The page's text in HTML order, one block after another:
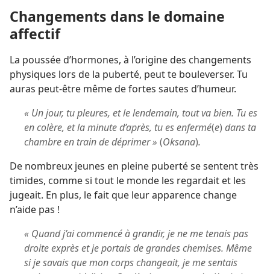
Changements dans le domaine
affectif
La poussée d’hormones, à l’origine des changements
physiques lors de la puberté, peut te bouleverser. Tu
auras peut-être même de fortes sautes d’humeur.
« Un jour, tu pleures, et le lendemain, tout va bien. Tu es
en colère, et la minute d’après, tu es enfermé(e) dans ta
chambre en train de déprimer » (Oksana).
De nombreux jeunes en pleine puberté se sentent très
timides, comme si tout le monde les regardait et les
jugeait. En plus, le fait que leur apparence change
n’aide pas !
« Quand j’ai commencé à grandir, je ne me tenais pas
droite exprès et je portais de grandes chemises. Même
si je savais que mon corps changeait, je me sentais